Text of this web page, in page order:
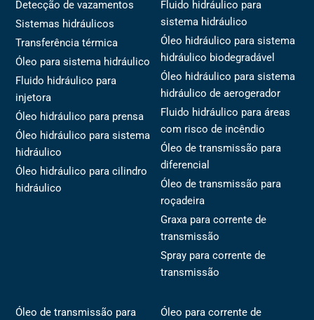
Detecção de vazamentos
Sistemas hidráulicos
Transferência térmica
Óleo para sistema hidráulico
Fluido hidráulico para
injetora
Óleo hidráulico para prensa
Óleo hidráulico para sistema
hidráulico
Óleo hidráulico para cilindro
hidráulico
Fluido hidráulico para
sistema hidráulico
Óleo hidráulico para sistema
hidráulico biodegradável
Óleo hidráulico para sistema
hidráulico de aerogerador
Fluido hidráulico para áreas
com risco de incêndio
Óleo de transmissão para
diferencial
Óleo de transmissão para
roçadeira
Graxa para corrente de
transmissão
Spray para corrente de
transmissão
Óleo de transmissão para
Óleo para corrente de